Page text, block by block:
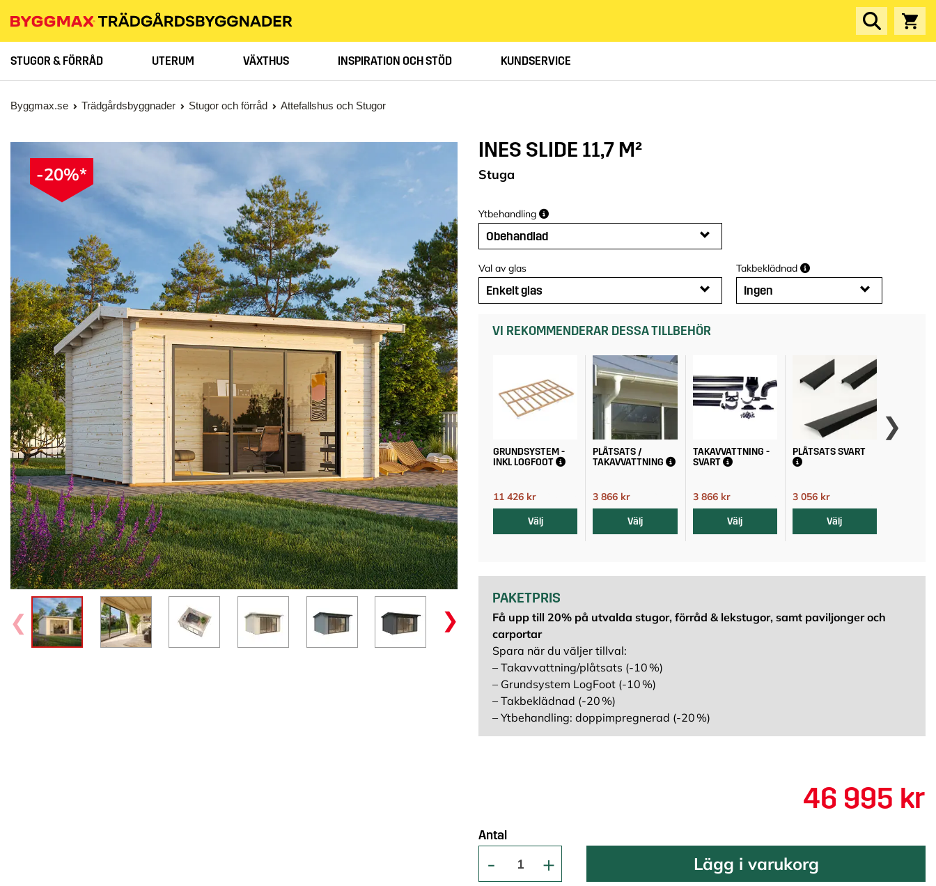
STUGOR & FÖRRÅD UTERUM VÄXTHUS INSPIRATION OCH STÖD KUNDSERVICE
Byggmax.se Trädgårdsbyggnader Stugor och förråd Attefallshus och Stugor
-20%*
INES SLIDE 11,7 M²
Stuga
Ytbehandling
Obehandlad
Val av glas
Enkelt glas
Takbeklädnad
Ingen
VI REKOMMENDERAR DESSA TILLBEHÖR
GRUNDSYSTEM -
INKL LOGFOOT
11 426 kr
Välj
PLÅTSATS /
TAKAVVATTNING
3 866 kr
Välj
TAKAVVATTNING -
SVART
3 866 kr
Välj
PLÅTSATS SVART
3 056 kr
Välj
PAKETPRIS
Få upp till 20% på utvalda stugor, förråd & lekstugor, samt paviljonger och
carportar
Spara när du väljer tillval:
– Takavvattning/plåtsats (-10 %)
– Grundsystem LogFoot (-10 %)
– Takbeklädnad (-20 %)
– Ytbehandling: doppimpregnerad (-20 %)
46 995 kr
Antal
Lägg i varukorg